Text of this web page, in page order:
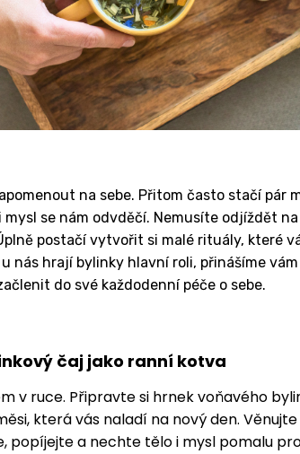
na sebe. Přitom často stačí pár
se nám odvděčí. Nemusíte odjíždět
postačí vytvořit si malé rituály, které
nás hrají bylinky hlavní roli, přinášíme
do své každodenní péče o sebe.
čaj jako ranní kotva
v ruce. Připravte si hrnek voňavého
která vás naladí na nový den. Věnujte
popíjejte a nechte tělo i mysl pomalu